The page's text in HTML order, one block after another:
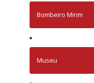
Bombeiro Mirim
Museu